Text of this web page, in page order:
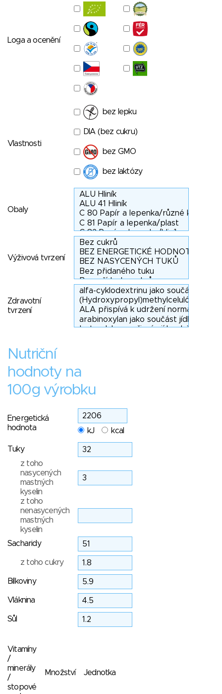
Loga a ocenění
Vlastnosti
bez lepku
DIA (bez cukru)
bez GMO
bez laktózy
Obaly
Výživová tvrzení
Zdravotní
tvrzení
Nutriční
hodnoty na
100g výrobku
Energetická
hodnota
kJ kcal
Tuky
z toho
nasycených
mastných
kyselin
z toho
nenasycených
mastných
kyselin
Sacharidy
z toho cukry
Bílkoviny
Vláknina
Sůl
Vitamíny
/
minerály
/
stopové
Množství Jednotka